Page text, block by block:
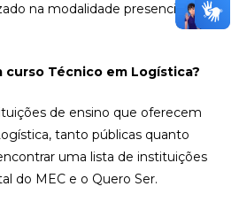
na modalidade presencial ou
Técnico em Logística?
de ensino que oferecem
tanto públicas quanto
uma lista de instituições
do MEC e o Quero Ser.